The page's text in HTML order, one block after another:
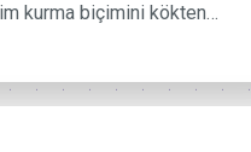
kurma biçimini kökten…